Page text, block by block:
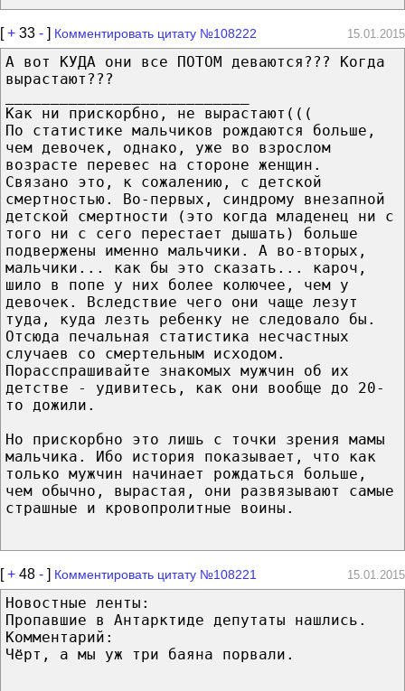
[+ 33 - ] Комментировать цитату №108222 15.01.2015
А вот КУДА они все ПОТОМ деваются??? Когда
вырастают???
Как ни прискорбно, не вырастают(((
По статистике мальчиков рождаются больше,
чем девочек, однако, уже во взрослом
возрасте перевес на стороне женщин.
Связано это, к сожалению, с детской
смертностью. Во-первых, синдрому внезапной
детской смертности (это когда младенец ни с
того ни с сего перестает дышать) больше
подвержены именно мальчики. А во-вторых,
мальчики... как бы это сказать... кароч,
шило в попе у них более колючее, чем у
девочек. Вследствие чего они чаще лезут
туда, куда лезть ребенку не следовало бы.
Отсюда печальная статистика несчастных
случаев со смертельным исходом.
Порасспрашивайте знакомых мужчин об их
детстве - удивитесь, как они вообще до 20-
то дожили.
Но прискорбно это лишь с точки зрения мамы
мальчика. Ибо история показывает, что как
только мужчин начинает рождаться больше,
чем обычно, вырастая, они развязывают самые
страшные и кровопролитные воины.
[+ 48 - ] Комментировать цитату №108221 15.01.2015
Новостные ленты:
Пропавшие в Антарктиде депутаты нашлись.
Комментарий:
Чёрт, а мы уж три баяна порвали.